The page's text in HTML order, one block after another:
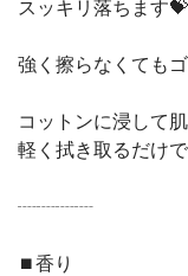
スッキリ落ちます💝
強く擦らなくても
コットンに浸して
軽く拭き取るだけ
┈┈┈┈
⏹香り